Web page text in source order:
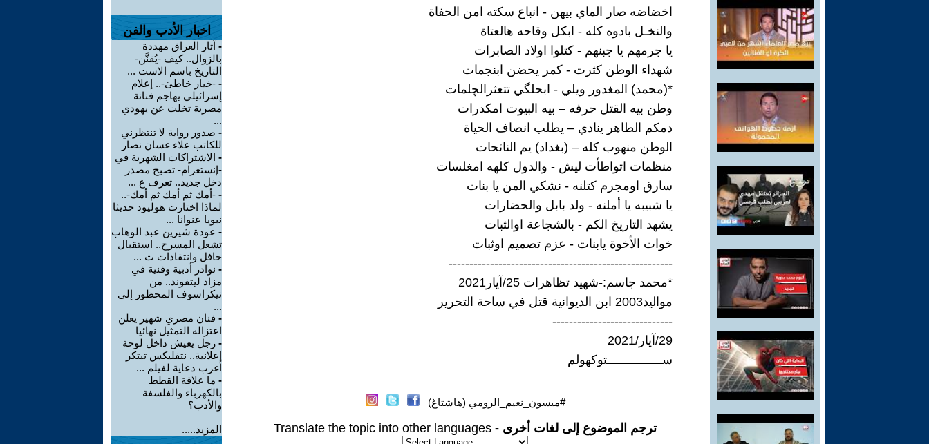
اخضاضه صار الماي بيهن - انباع سكته امن الحفاة
والنخـل بادوه كله - ابكل وقاحه هالعتاة
يا جرمهم يا جبنهم - كتلوا اولاد الصابرات
شهداء الوطن كثرت - كمر يحضن ابنجمات
*(محمد) المغدور ويلي - ابحلگي تتعثرالچلمات
وطن بيه القتل حرفه – بيه البيوت امكدرات
دمكم الطاهر ينادي – يطلب انصاف الحياة
الوطن منهوب كله – (بغداد) يم النائحات
منظمات اتواطأت ليش - والدول كلهه امغلسات
سارق اومجرم كتلنه - نشكي المن يا بنات
يا شبيبه يا أملنه - ولد بابل والحضارات
يشهد التاريخ الكم - بالشجاعة اوالثبات
خوات الأخوة يابنات - عزم تصميم اوثبات
------------------------------------------------------
*محمد جاسم:-شهيد تظاهرات 25/آيار2021
مواليد2003 ابن الديوانية قتل في ساحة التحرير
-----------------------------
29/آيار/2021
ســــــــــــــــتوكهولم
#ميسون_نعيم_الرومي (هاشتاغ)
ترجم الموضوع إلى لغات أخرى - Translate the topic into other languages
اخبار الأدب والفن
- آثار العراق مهددة
بالزوال.. كيف -يُقنَّن-
التاريخ باسم الاست ...
- -خيار خاطئ-.. إعلام
إسرائيلي يهاجم فنانة
مصرية تخلت عن يهودي
...
- صدور رواية لا تنتظرني
للكاتب علاء غسان نصار
- الاشتراكات الشهرية في
-إنستغرام- تصبح مصدر
دخل جديد.. تعرف ع ...
- -أمك ثم أمك ثم أمك-..
لماذا اختارت هوليود حديثا
نبويا عنوانا ...
- عودة شيرين عبد الوهاب
تشعل المسرح.. استقبال
حافل وانتقادات ت ...
- نوادر أدبية وفنية في
مزاد ليتفوند.. من
نيكراسوف المحظور إلى
...
- فنان مصري شهير يعلن
اعتزاله التمثيل نهائيا
- رجل يعيش داخل لوحة
إعلانية.. نتفليكس تبتكر
أغرب دعاية لفيلم ...
- ما علاقة القطط
بالكهرباء والفلسفة
والأدب؟
المزيد.....